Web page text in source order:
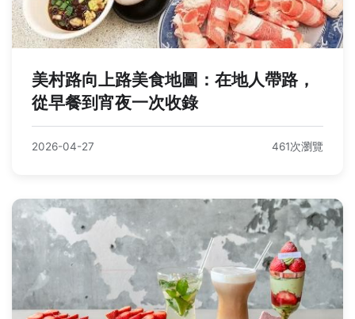
美村路向上路美食地圖：在地人帶路，
從早餐到宵夜一次收錄
2026-04-27 461次瀏覽